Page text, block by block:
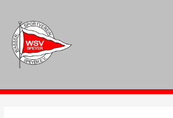
springen